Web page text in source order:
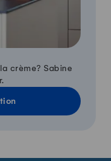
crème? Sabine